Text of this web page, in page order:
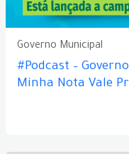
Governo Municipal
#Podcast –
Minha Nota Vale